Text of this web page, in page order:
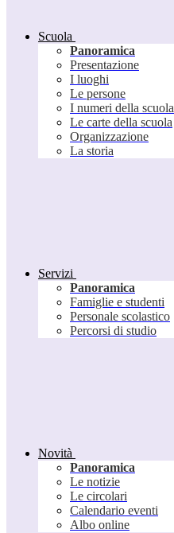
Scuola
Panoramica
Presentazione
I luoghi
Le persone
I numeri della scuola
Le carte della scuola
Organizzazione
La storia
Servizi
Panoramica
Famiglie e studenti
Personale scolastico
Percorsi di studio
Novità
Panoramica
Le notizie
Le circolari
Calendario eventi
Albo online